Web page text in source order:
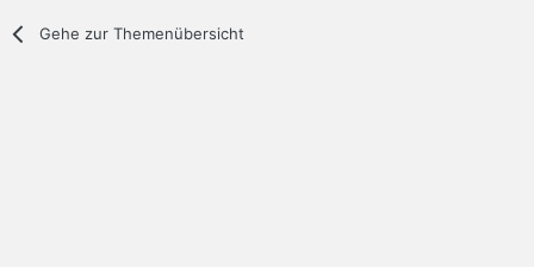
Gehe zur Themenübersicht